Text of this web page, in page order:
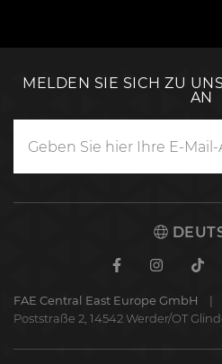
MELDEN SIE SICH ZU
AN
Facebook
FAE Central East Europe GmbH
Poststraße 2, 14542 Werder/OT